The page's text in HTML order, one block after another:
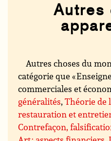
Autres
Autres choses du
catégorie que «
commerciales et
généralités,Théorie de
restauration et
Contrefaçon,